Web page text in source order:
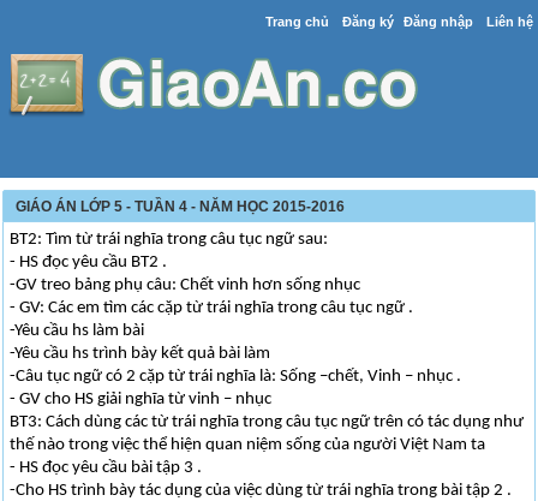
Trang chủ Đăng ký Đăng nhập Liên hệ
GIÁO ÁN LỚP 5 - TUẦN 4 - NĂM HỌC 2015-2016
BT2: Tìm từ trái nghĩa trong câu tục ngữ sau:
- HS đọc yêu cầu BT2 .
-GV treo bảng phụ câu: Chết vinh hơn sống nhục
- GV: Các em tìm các cặp từ trái nghĩa trong câu tục ngữ .
-Yêu cầu hs làm bài
-Yêu cầu hs trình bày kết quả bài làm
-Câu tục ngữ có 2 cặp từ trái nghĩa là: Sống –chết, Vinh – nhục .
- GV cho HS giải nghĩa từ vinh – nhục
BT3: Cách dùng các từ trái nghĩa trong câu tục ngữ trên có tác dụng như
thế nào trong việc thể hiện quan niệm sống của người Việt Nam ta
- HS đọc yêu cầu bài tập 3 .
-Cho HS trình bày tác dụng của việc dùng từ trái nghĩa trong bài tập 2 .